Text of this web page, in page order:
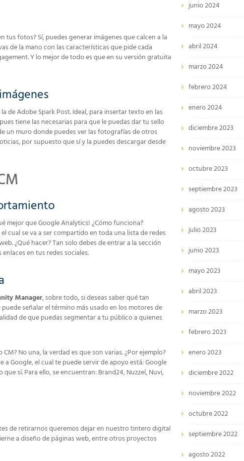
tus fotos? Sí, puedes generar imágenes que calcen a la
de la mano con las características que pide cada
Y lo mejor de todo es que en su versión gratuita
de Adobe Spark Post. Ideal, para insertar texto en las
tiene las necesarias para que le puedas dar tu sello
un muro donde puedes ver las fotografías de otros
por supuesto que sí y la puedes descargar desde
mejor que Google Analytics! ¿Cómo funciona?
cual se va a ser compartido en toda una lista de redes
¿Qué hacer? Tan solo debes de entrar a la sección
en tus redes sociales.
Manager, sobre todo, si deseas saber qué tan
señalar el término más usado en los motores de
de que puedas segmentar a tu público a quienes
No una, la verdad es que son varias. ¿Por ejemplo?
Google, el cual te puede servir de apoyo está: Google
sí. Para ello, se encuentran: Brand24, Nuzzel, Nuvi,
de retirarnos queremos dejar en nuestro tintero digital
a diseño de páginas web, entre otros proyectos
junio 2024
mayo 2024
abril 2024
marzo 2024
febrero 2024
enero 2024
diciembre 2023
noviembre 2023
octubre 2023
septiembre 2023
agosto 2023
julio 2023
junio 2023
mayo 2023
abril 2023
marzo 2023
febrero 2023
enero 2023
diciembre 2022
noviembre 2022
octubre 2022
septiembre 2022
agosto 2022